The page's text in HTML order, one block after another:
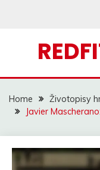
Home
Životopisy
Javier